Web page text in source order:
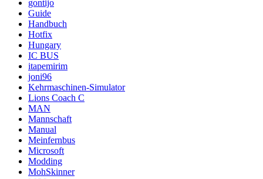
gontijo
Guide
Handbuch
Hotfix
Hungary
IC BUS
itapemirim
joni96
Kehrmaschinen-Simulator
Lions Coach C
MAN
Mannschaft
Manual
Meinfernbus
Microsoft
Modding
MohSkinner